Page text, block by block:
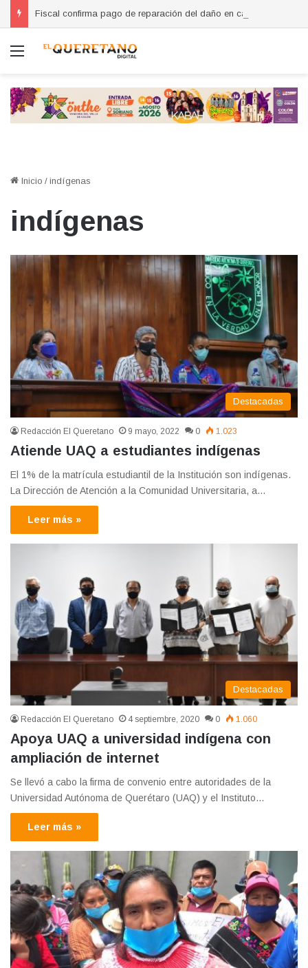
Menú
Inicio / indígenas
indígenas
Destacadas
Redacción El Queretano 9 mayo, 2022 0 1.023
Atiende UAQ a estudiantes indígenas
El 1% de la matrícula estudiantil de la Institución son indígenas.
La Dirección de Atención a la Comunidad Universitaria, a…
Leer más »
Destacadas
Redacción El Queretano 4 septiembre, 2020 0 1.060
Apoya UAQ a universidad indígena con
ampliación de internet
Se llevó a cabo la firma de convenio entre autoridades de la
Universidad Autónoma de Querétaro (UAQ) y el Instituto…
Leer más »